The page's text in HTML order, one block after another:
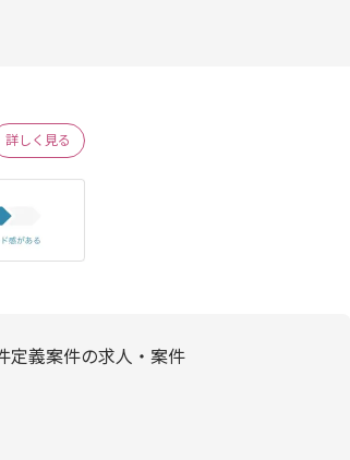
詳しく見る
定義案件の求人・案件